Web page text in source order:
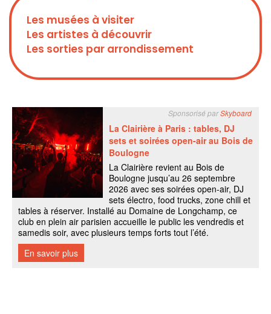
Les musées à visiter
Les artistes à découvrir
Les sorties par arrondissement